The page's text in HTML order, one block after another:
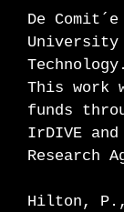
De
This work
funds
IrDIVE
Research
Hilton, P.,